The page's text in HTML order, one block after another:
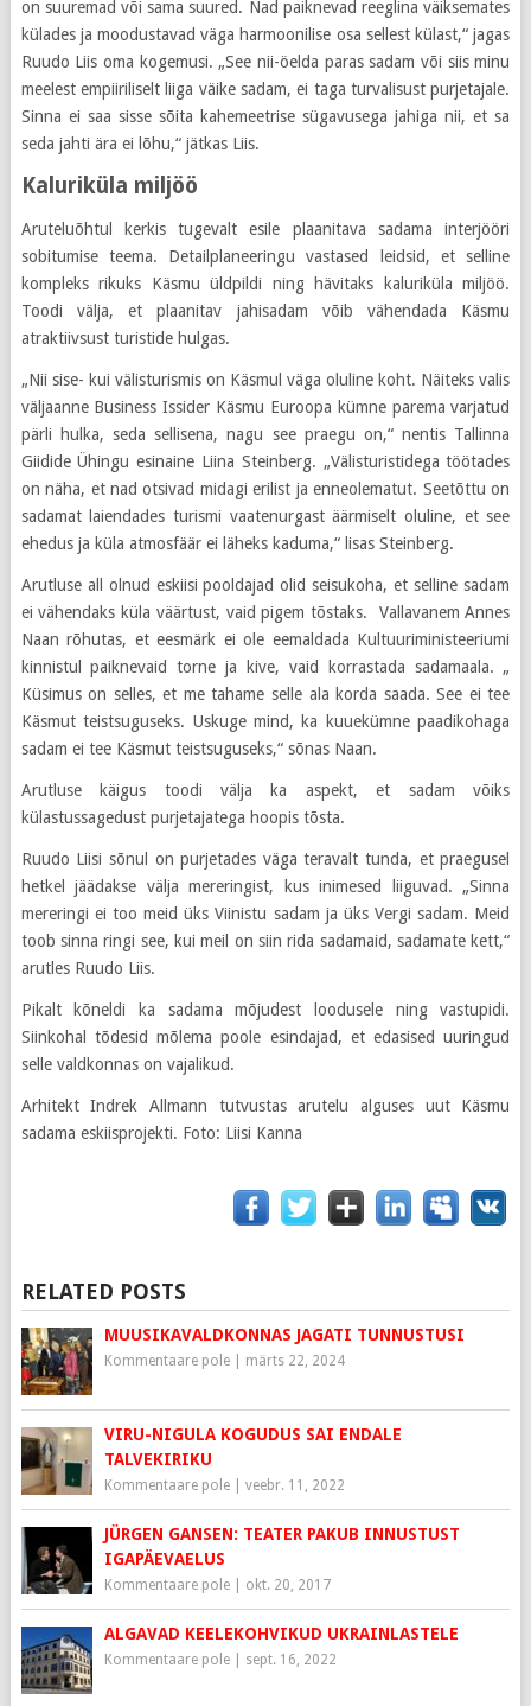
on suuremad või sama suured. Nad paiknevad reeglina väiksemates
külades ja moodustavad väga harmoonilise osa sellest külast,“ jagas
Ruudo Liis oma kogemusi. „See nii-öelda paras sadam või siis minu
meelest empiiriliselt liiga väike sadam, ei taga turvalisust purjetajale.
Sinna ei saa sisse sõita kahemeetrise sügavusega jahiga nii, et sa
seda jahti ära ei lõhu,“ jätkas Liis.
Kaluriküla miljöö
Aruteluõhtul kerkis tugevalt esile plaanitava sadama interjööri
sobitumise teema. Detailplaneeringu vastased leidsid, et selline
kompleks rikuks Käsmu üldpildi ning hävitaks kaluriküla miljöö.
Toodi välja, et plaanitav jahisadam võib vähendada Käsmu
atraktiivsust turistide hulgas.
„Nii sise- kui välisturismis on Käsmul väga oluline koht. Näiteks valis
väljaanne Business Issider Käsmu Euroopa kümne parema varjatud
pärli hulka, seda sellisena, nagu see praegu on,“ nentis Tallinna
Giidide Ühingu esinaine Liina Steinberg. „Välisturistidega töötades
on näha, et nad otsivad midagi erilist ja enneolematut. Seetõttu on
sadamat laiendades turismi vaatenurgast äärmiselt oluline, et see
ehedus ja küla atmosfäär ei läheks kaduma,“ lisas Steinberg.
Arutluse all olnud eskiisi pooldajad olid seisukoha, et selline sadam
ei vähendaks küla väärtust, vaid pigem tõstaks. Vallavanem Annes
Naan rõhutas, et eesmärk ei ole eemaldada Kultuuriministeeriumi
kinnistul paiknevaid torne ja kive, vaid korrastada sadamaala. „
Küsimus on selles, et me tahame selle ala korda saada. See ei tee
Käsmut teistsuguseks. Uskuge mind, ka kuuekümne paadikohaga
sadam ei tee Käsmut teistsuguseks,“ sõnas Naan.
Arutluse käigus toodi välja ka aspekt, et sadam võiks
külastussagedust purjetajatega hoopis tõsta.
Ruudo Liisi sõnul on purjetades väga teravalt tunda, et praegusel
hetkel jäädakse välja mereringist, kus inimesed liiguvad. „Sinna
mereringi ei too meid üks Viinistu sadam ja üks Vergi sadam. Meid
toob sinna ringi see, kui meil on siin rida sadamaid, sadamate kett,“
arutles Ruudo Liis.
Pikalt kõneldi ka sadama mõjudest loodusele ning vastupidi.
Siinkohal tõdesid mõlema poole esindajad, et edasised uuringud
selle valdkonnas on vajalikud.
Arhitekt Indrek Allmann tutvustas arutelu alguses uut Käsmu
sadama eskiisprojekti. Foto: Liisi Kanna
RELATED POSTS
MUUSIKAVALDKONNAS JAGATI TUNNUSTUSI
Kommentaare pole| märts 22, 2024
VIRU-NIGULA KOGUDUS SAI ENDALE
TALVEKIRIKU
Kommentaare pole| veebr. 11, 2022
JÜRGEN GANSEN: TEATER PAKUB INNUSTUST
IGAPÄEVAELUS
Kommentaare pole| okt. 20, 2017
ALGAVAD KEELEKOHVIKUD UKRAINLASTELE
Kommentaare pole| sept. 16, 2022